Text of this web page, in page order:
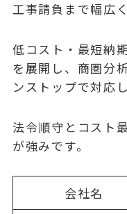
工事請負まで幅広く
低コスト・最短納
を展開し、商圏分
ンストップで対応し
法令順守とコスト
が強みです。
会社名